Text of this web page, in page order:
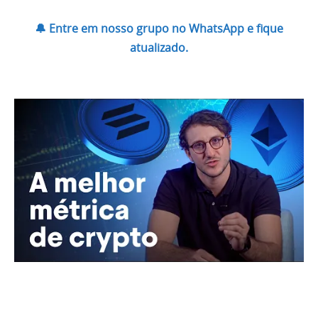
🔔 Entre em nosso grupo no WhatsApp e fique
atualizado.